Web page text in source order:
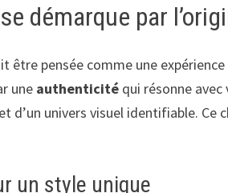
démarque par
pensée comme une
une authenticité qui résonne
d’un univers visuel identifiable.
un style unique